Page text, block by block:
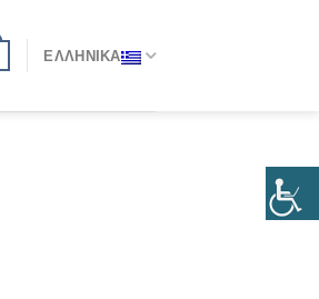
ΕΛΛΗΝΙΚΆ